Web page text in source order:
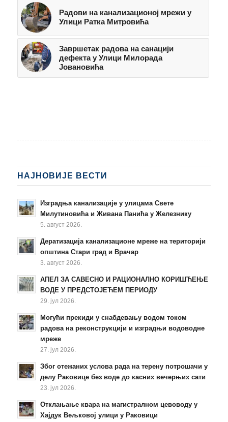
Радови на канализационој мрежи у
Улици Ратка Митровића
Завршетак радова на санацији
дефекта у Улици Милорада
Јовановића
НАЈНОВИЈЕ ВЕСТИ
Изградња канализације у улицама Свете
Милутиновића и Живана Панића у Железнику
5. август 2026.
Дератизација канализационе мреже на територији
општина Стари град и Врачар
3. август 2026.
АПЕЛ ЗА САВЕСНО И РАЦИОНАЛНО КОРИШЋЕЊЕ
ВОДЕ У ПРЕДСТОЈЕЋЕМ ПЕРИОДУ
29. јул 2026.
Могући прекиди у снабдевању водом током
радова на реконструкцији и изградњи водоводне
мреже
27. јул 2026.
Због отежаних услова рада на терену потрошачи у
делу Раковице без воде до касних вечерњих сати
23. јул 2026.
Отклањање квара на магистралном цевоводу у
Хајдук Вељковој улици у Раковици